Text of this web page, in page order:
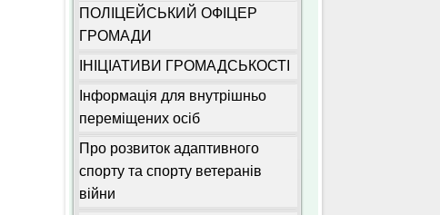
ПОЛІЦЕЙСЬКИЙ ОФІЦЕР
ГРОМАДИ
ІНІЦІАТИВИ ГРОМАДСЬКОСТІ
Інформація для внутрішньо
переміщених осіб
Про розвиток адаптивного
спорту та спорту ветеранів
війни